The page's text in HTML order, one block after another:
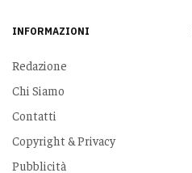
INFORMAZIONI
Redazione
Chi Siamo
Contatti
Copyright & Privacy
Pubblicità